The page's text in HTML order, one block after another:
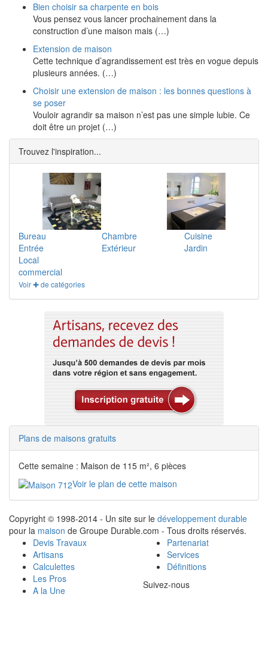
Bien choisir sa charpente en bois
Vous pensez vous lancer prochainement dans la
construction d’une maison mais (…)
Extension de maison
Cette technique d’agrandissement est très en vogue depuis
plusieurs années. (…)
Choisir une extension de maison : les bonnes questions à
se poser
Vouloir agrandir sa maison n’est pas une simple lubie. Ce
doit être un projet (…)
Trouvez l'inspiration...
Bureau Chambre
Cuisine
Entrée
Extérieur
Jardin
Local
commercial
Voir ✚ de catégories
Plans de maisons gratuits
Cette semaine : Maison de 115 m², 6 pièces
Voir le plan de cette maison
Copyright © 1998-2014 - Un site sur le développement durable
pour la maison de Groupe Durable.com - Tous droits réservés.
Devis Travaux
Artisans
Calculettes
Les Pros
A la Une
Partenariat
Services
Définitions
Suivez-nous